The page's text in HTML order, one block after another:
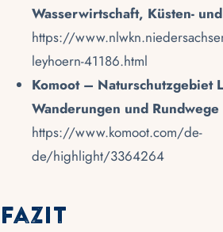
Wasserwirtschaft, Küsten-
https://
leyhoern-41186.html
Komoot – Naturschutzgebiet
Wanderungen und Rundwege
https://www.komoot.com/de-
de/highlight/3364264
Fazit